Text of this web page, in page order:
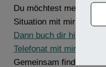
Du möchtest mehr
Situation mit mir teilen?
Dann buch dir hier
Telefonat mit mir.
Gemeinsam finden wir